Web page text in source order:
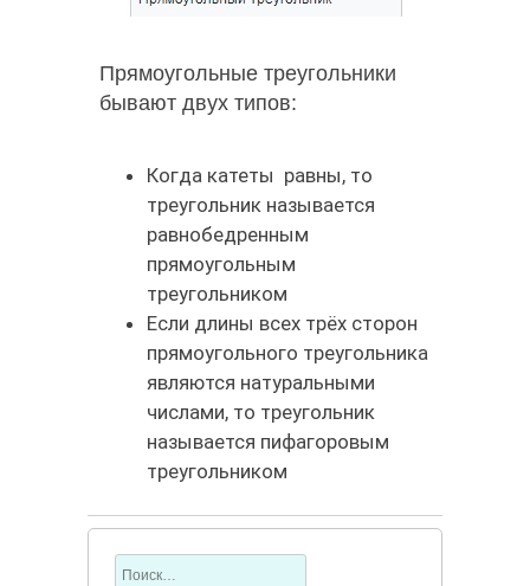
Прямоугольные треугольники
бывают двух типов:
Когда катеты равны, то
треугольник называется
равнобедренным
прямоугольным
треугольником
Если длины всех трёх сторон
прямоугольного треугольника
являются натуральными
числами, то треугольник
называется пифагоровым
треугольником